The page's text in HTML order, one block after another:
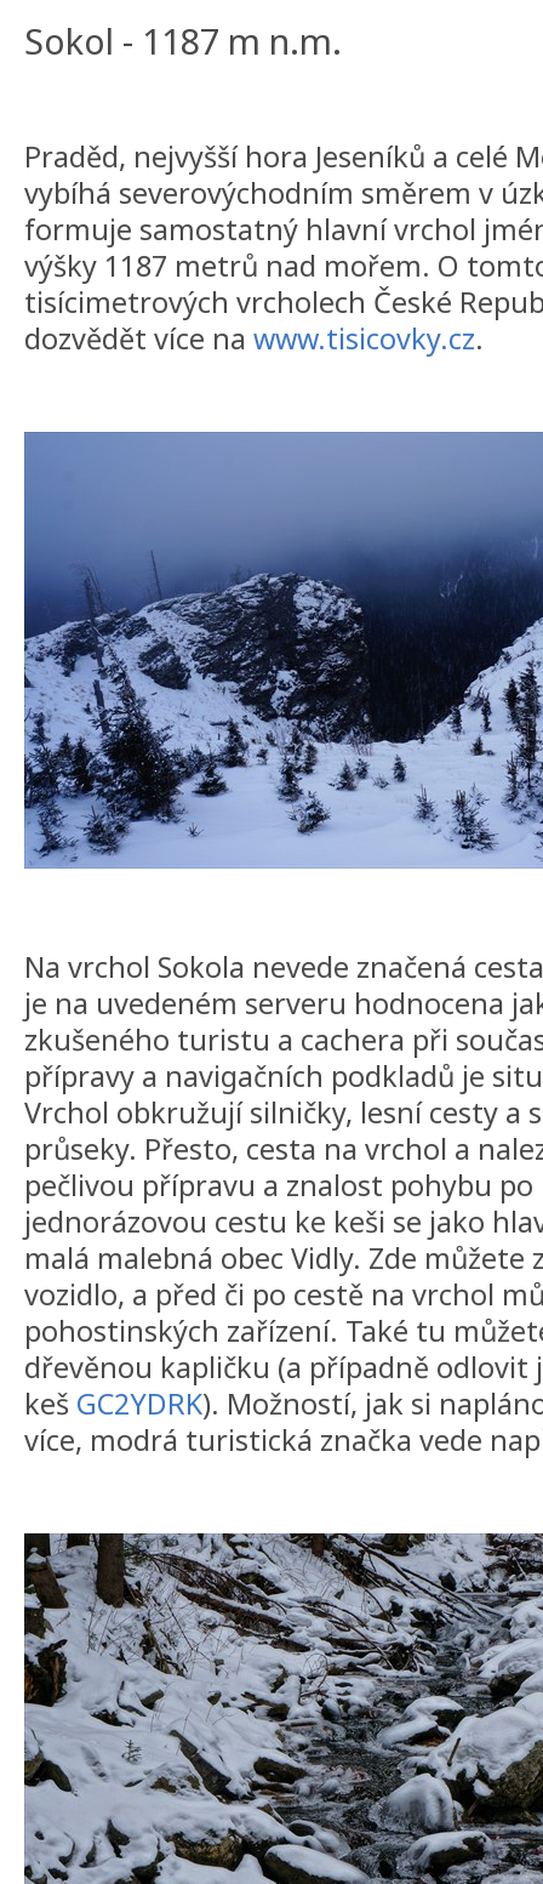
Sokol - 1187 m n.m.
Praděd, nejvyšší hora Jeseníků a celé
vybíhá severovýchodním směrem v
formuje samostatný hlavní vrchol
výšky 1187 metrů nad mořem. O
tisícimetrových vrcholech České
dozvědět více na www.tisicovky.cz.
Na vrchol Sokola nevede značená
je na uvedeném serveru hodnocena
zkušeného turistu a cachera při
přípravy a navigačních podkladů je
Vrchol obkružují silničky, lesní cesty a
průseky. Přesto, cesta na vrchol a
pečlivou přípravu a znalost pohybu
jednorázovou cestu ke keši se jako
malá malebná obec Vidly. Zde můžete
vozidlo, a před či po cestě na vrchol
pohostinských zařízení. Také tu
dřevěnou kapličku (a případně odlovit
keš GC2YDRK). Možností, jak si
více, modrá turistická značka vede